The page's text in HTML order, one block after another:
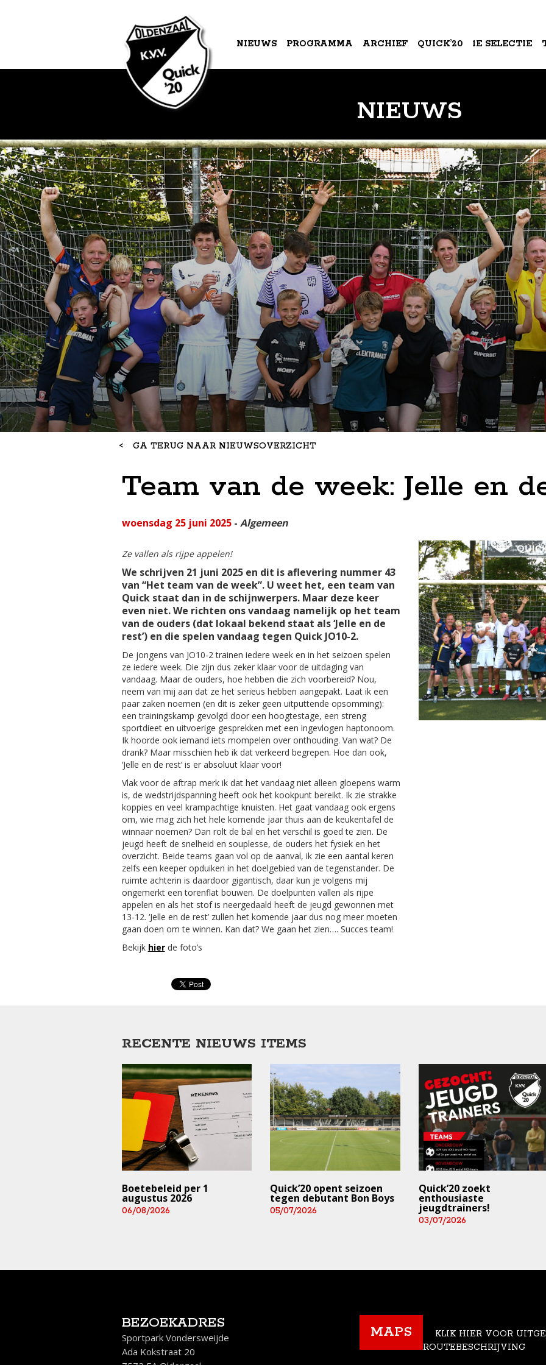
NIEUWS PROGRAMMA ARCHIEF QUICK’20 1E SELECTIE
NIEUWS
< GA TERUG NAAR NIEUWSOVERZICHT
Team van de week: Jelle en
woensdag 25 juni 2025- Algemeen
Ze vallen als rijpe appelen!
We schrijven 21 juni 2025 en dit is aflevering nummer 43
van “Het team van de week”. U weet het, een team van
Quick staat dan in de schijnwerpers. Maar deze keer
even niet. We richten ons vandaag namelijk op het team
van de ouders (dat lokaal bekend staat als ‘Jelle en de
rest’) en die spelen vandaag tegen Quick JO10-2.
De jongens van JO10-2 trainen iedere week en in het seizoen spelen
ze iedere week. Die zijn dus zeker klaar voor de uitdaging van
vandaag. Maar de ouders, hoe hebben die zich voorbereid? Nou,
neem van mij aan dat ze het serieus hebben aangepakt. Laat ik een
paar zaken noemen (en dit is zeker geen uitputtende opsomming):
een trainingskamp gevolgd door een hoogtestage, een streng
sportdieet en uitvoerige gesprekken met een ingevlogen haptonoom.
Ik hoorde ook iemand iets mompelen over onthouding. Van wat? De
drank? Maar misschien heb ik dat verkeerd begrepen. Hoe dan ook,
‘Jelle en de rest’ is er absoluut klaar voor!
Vlak voor de aftrap merk ik dat het vandaag niet alleen gloepens warm
is, de wedstrijdspanning heeft ook het kookpunt bereikt. Ik zie strakke
koppies en veel krampachtige knuisten. Het gaat vandaag ook ergens
om, wie mag zich het hele komende jaar thuis aan de keukentafel de
winnaar noemen? Dan rolt de bal en het verschil is goed te zien. De
jeugd heeft de snelheid en souplesse, de ouders het fysiek en het
overzicht. Beide teams gaan vol op de aanval, ik zie een aantal keren
zelfs een keeper opduiken in het doelgebied van de tegenstander. De
ruimte achterin is daardoor gigantisch, daar kun je volgens mij
ongemerkt een torenflat bouwen. De doelpunten vallen als rijpe
appelen en als het stof is neergedaald heeft de jeugd gewonnen met
13-12. ‘Jelle en de rest’ zullen het komende jaar dus nog meer moeten
gaan doen om te winnen. Kan dat? We gaan het zien…. Succes team!
Bekijk hierde foto’s
RECENTE NIEUWS ITEMS
Boetebeleid per 1
augustus 2026
06/08/2026
Quick’20 opent seizoen
tegen debutant Bon Boys
05/07/2026
Quick’20 zoekt
enthousiaste
jeugdtrainers!
03/07/2026
BEZOEKADRES
Sportpark Vondersweijde
Ada Kokstraat 20
MAPS
KLIK HIER VOOR
ROUTEBESCHRIJVING